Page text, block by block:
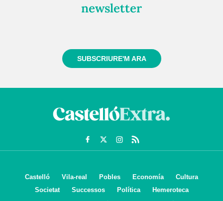
newsletter
SUBSCRIURE'M ARA
Castelló Vila-real Pobles Economía
Cultura
Societat
Successos Política Hemeroteca